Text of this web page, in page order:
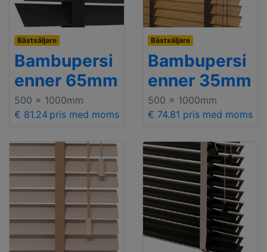
Bästsäljare
Bambupersi
enner 65mm
500 x 1000mm
€ 81.24 pris med moms
Bästsäljare
Bambupersi
enner 35mm
500 x 1000mm
€ 74.81 pris med moms